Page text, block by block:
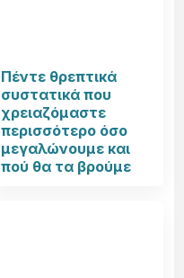
Πέντε θρεπτικά
συστατικά που
χρειαζόμαστε
περισσότερο όσο
μεγαλώνουμε και
πού θα τα βρούμε